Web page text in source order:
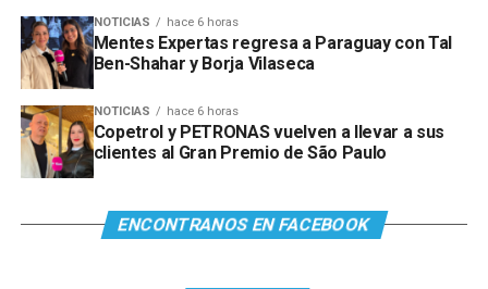
NOTICIAS hace 6 horas
Mentes Expertas regresa a Paraguay con Tal
Ben-Shahar y Borja Vilaseca
NOTICIAS hace 6 horas
Copetrol y PETRONAS vuelven a llevar a sus
clientes al Gran Premio de São Paulo
ENCONTRANOS EN FACEBOOK